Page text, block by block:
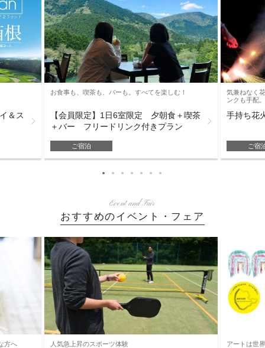
＆ス
お食事も、喫茶も、バーも。すべてを楽しむ！
【会員限定】1日6室限定 夕朝食＋喫茶
＋バー フリードリンク付きプラン
ご宿泊
気兼ねなく
ンクも手配。
手持ち花
ご宿
Event and Fair
おすすめのイベント・フェア
方へ 人気急上昇のスポーツ体験 アートは世